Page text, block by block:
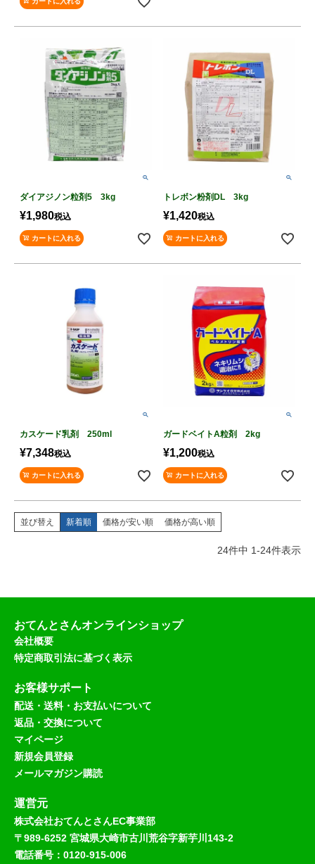
ダイアジノン粒剤5 3kg
¥1,980税込
カートに入れる
トレボン粉剤DL 3kg
¥1,420税込
カートに入れる
カスケード乳剤 250ml
¥7,348税込
カートに入れる
ガードベイトA粒剤 2kg
¥1,200税込
カートに入れる
並び替え 新着順 価格が安い順 価格が高い順
24件中 1-24件表示
おてんとさんオンラインショップ
会社概要
特定商取引法に基づく表示
お客様サポート
配送・送料・お支払いについて
返品・交換について
マイページ
新規会員登録
メールマガジン購読
運営元
株式会社おてんとさんEC事業部
〒989-6252 宮城県大崎市古川荒谷字新芋川143-2
電話番号：0120-915-006